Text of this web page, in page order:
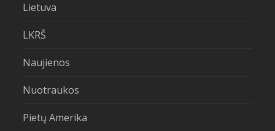
Lietuva
LKRŠ
Naujienos
Nuotraukos
Pietų Amerika